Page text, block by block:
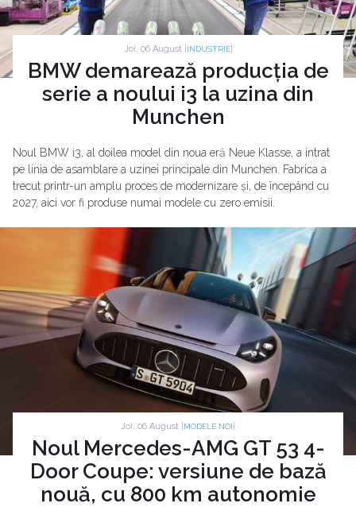
Joi, 06 August | INDUSTRIE|
BMW demarează producția de
serie a noului i3 la uzina din
Munchen
Noul BMW i3, al doilea model din noua eră Neue Klasse, a intrat
pe linia de asamblare a uzinei principale din Munchen. Fabrica a
trecut printr-un amplu proces de modernizare și, de începând cu
2027, aici vor fi produse numai modele cu zero emisii.
Joi, 06 August | MODELE NOI
Noul Mercedes-AMG GT 53 4-
Door Coupe: versiune de bază
nouă, cu 800 km autonomie